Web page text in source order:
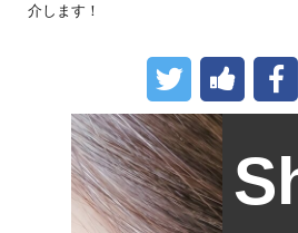
介します！